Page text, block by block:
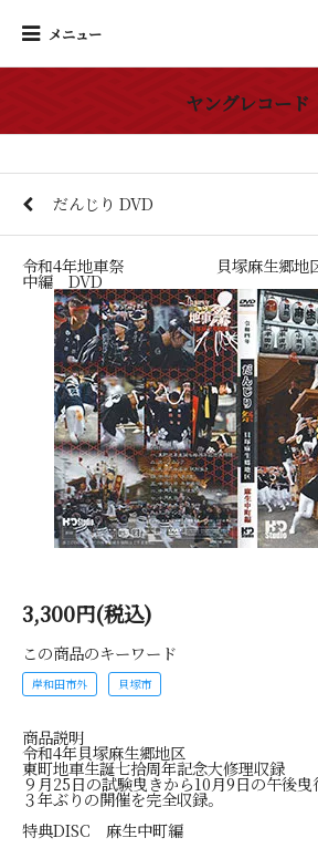
メニュー
ヤングレコード
だんじり DVD
令和4年地車祭 貝塚麻
中編 DVD
3,300円(税込)
この商品のキーワード
岸和田市外 貝塚市
商品説明
令和4年貝塚麻生郷地区
東町地車生誕七拾周年記念大修理収録
９月25日の試験曳きから10月9日の午後曳
３年ぶりの開催を完全収録。
特典DISC 麻生中町編